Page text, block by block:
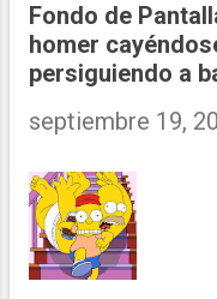
Fondo de
homer
persiguiendo a
septiembre 19,